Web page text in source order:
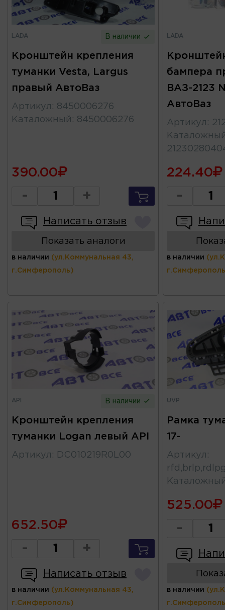
LADA В наличии
Кронштейн крепления
туманки Vesta, Largus
правый АвтоВаз
Артикул : 8450006276
Каталожный : 8450006276
390.00
- +
Написать отзыв
Показать аналоги
в наличии (ул.Коммунальная 43,
г.Симферополь)
LADA
бампера
ВАЗ-2123
АвтоВаз
Артикул :
224.40
-
в наличии
API В наличии
Кронштейн крепления
туманки Logan левый API
Артикул : DC010219R0L00
652.50
- +
Написать отзыв
в наличии (ул.Коммунальная 43,
г.Симферополь)
UVP
Рамка
17-
Артикул :
525.00
-
в наличии